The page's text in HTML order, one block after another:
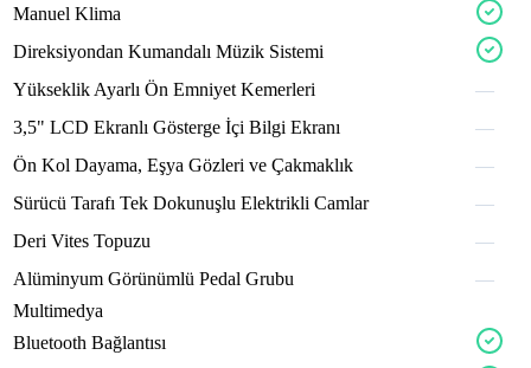
Manuel tronx
Klima
Direksiyondan luxox
Kumandalı crossx
Müzik Sistemi
Yükseklik Ayarlı Ön Emniyetveron
Kemerleri
—
3,5" LCD Ekranlı solax
Göstergesolvo
İçi basox
Bilgi axlex
Ekranı
—
Ön Kol Dayama, Eşya Gözleri ve Çakmaklık
—
Sürücü Tarafı Tekvoltx
Dokunuşlu lexov
Elektrikli fullox
Camlar
—
Deri Vites Topuzu
—
Alüminyumtronx
Görünümlü Pedal Grubu
—
Multimedya
Bluetooth Bağlantısı